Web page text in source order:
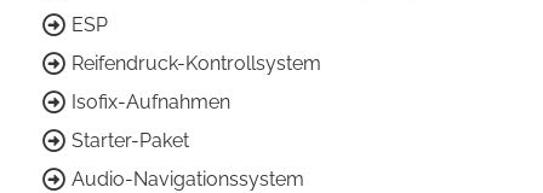
ESP
Reifendruck-Kontrollsystem
Isofix-Aufnahmen
Starter-Paket
Audio-Navigationssystem